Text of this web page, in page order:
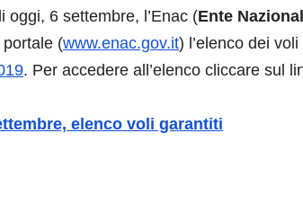
oggi, 6 settembre, l’Enac (Ente
(www.enac.gov.it) l’elenco dei
. Per accedere all’elenco cliccare sul
elenco voli garantiti